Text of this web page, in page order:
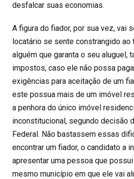
desfalcar suas economias.
A figura do fiador, por sua vez, vai
locatário se sente constrangido ao
alguém que garanta o seu aluguel,
impostos, caso ele não possa
exigências para aceitação de um
este possua mais de um imóvel
a penhora do único imóvel
inconstitucional, segundo decisão
Federal. Não bastassem essas
encontrar um fiador, o candidato a
apresentar uma pessoa que
mesmo município em que ele vai